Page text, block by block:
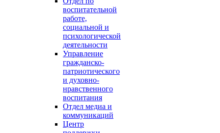
воспитательной
работе,
социальной и
психологической
деятельности
Управление
гражданско-
патриотического
и духовно-
нравственного
воспитания
Отдел медиа и
коммуникаций
Центр